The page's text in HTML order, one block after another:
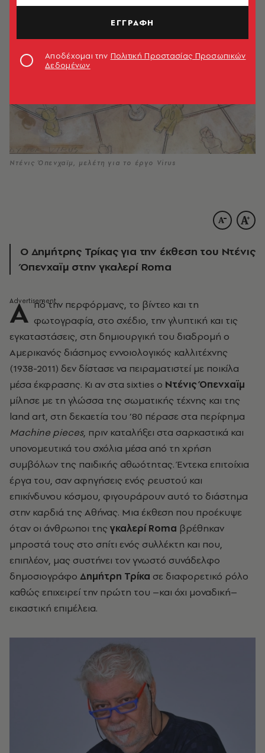
Ντένις Όπενχαϊμ, μελέτη για το έργο Virus
Ο Δημήτρης Τρίκας για την έκθεση του Ντένις
Όπενχαϊμ στην γκαλερί Roma
Α πό την περφόρμανς, το βίντεο και τη
φωτογραφία, στο σχέδιο, την γλυπτική και τις
εγκαταστάσεις, στη δημιουργική του διαδρομή ο
Αμερικανός διάσημος εννοιολογικός καλλιτέχνης
(1938-2011) δεν δίστασε να πειραματιστεί με ποικίλα
μέσα έκφρασης. Κι αν στα sixties ο Ντένις Όπενχαϊμ
μίλησε με τη γλώσσα της σωματικής τέχνης και της
land art, στη δεκαετία του ’80 πέρασε στα περίφημα
Machine pieces, πριν καταλήξει στα σαρκαστικά και
υπονομευτικά του σχόλια μέσα από τη χρήση
συμβόλων της παιδικής αθωότητας. Έντεκα επιτοίχια
έργα του, σαν αφηγήσεις ενός ρευστού και
επικίνδυνου κόσμου, φιγουράρουν αυτό το διάστημα
στην καρδιά της Αθήνας. Μια έκθεση που προέκυψε
όταν οι άνθρωποι της γκαλερίRoma βρέθηκαν
μπροστά τους στο σπίτι ενός συλλέκτη και που,
επιπλέον, μας συστήνει τον γνωστό συνάδελφο
δημοσιογράφο Δημήτρη Τρίκα σε διαφορετικό ρόλο
καθώς επιχειρεί την πρώτη του –και όχι μοναδική–
εικαστική επιμέλεια.
ΕΓΓΡΑΦΗ
Αποδέχομαι την Πολιτική Προστασίας Προσωπικών
Δεδομένων